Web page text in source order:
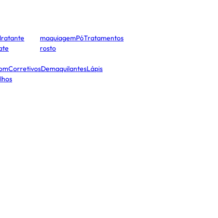
CorretivosDemaquilantesLápis
maquiagemPóTratamentos
rosto